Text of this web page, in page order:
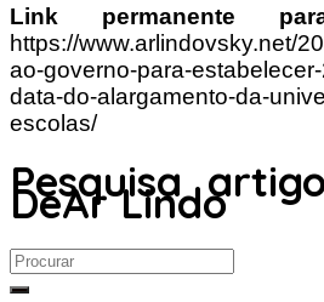
Link permanente
https://www.arlindovsky.net/
ao-governo-para-
data-do-alargamento-da-
escolas/
Pesquisa
DeAr Lindo
Search
for: